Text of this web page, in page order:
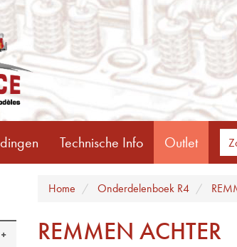
Technische Info Outlet
Home Onderdelenboek R4
REMMEN ACHTER